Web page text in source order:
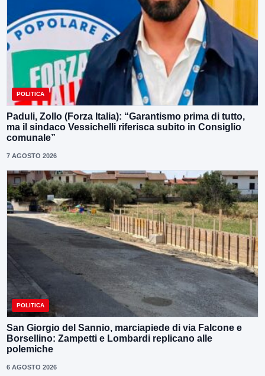
POLITICA
Paduli, Zollo (Forza Italia): “Garantismo prima di tutto,
ma il sindaco Vessichelli riferisca subito in Consiglio
comunale”
7 AGOSTO 2026
POLITICA
San Giorgio del Sannio, marciapiede di via Falcone e
Borsellino: Zampetti e Lombardi replicano alle
polemiche
6 AGOSTO 2026